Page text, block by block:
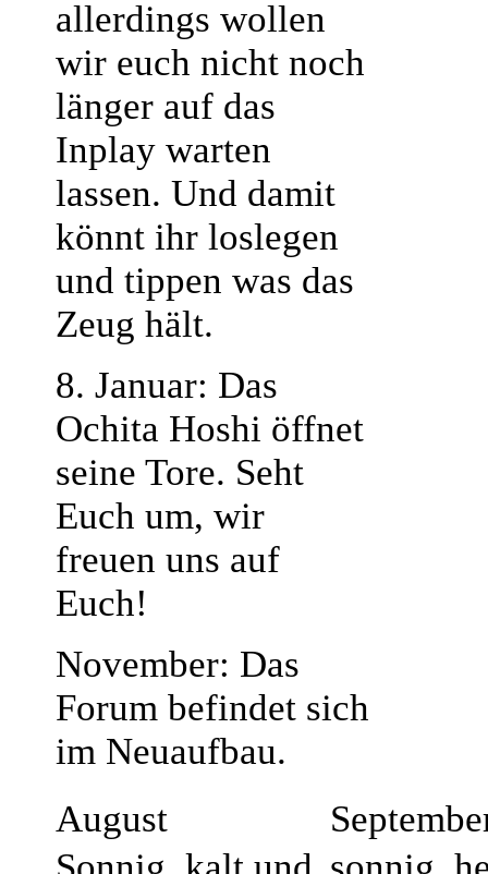
allerdings wollen
wir euch nicht noch
länger auf das
Inplay warten
lassen. Und damit
könnt ihr loslegen
und tippen was das
Zeug hält.
8. Januar: Das
Ochita Hoshi öffnet
seine Tore. Seht
Euch um, wir
freuen uns auf
Euch!
November: Das
Forum befindet sich
im Neuaufbau.
August